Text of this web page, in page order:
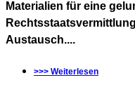
Materialien für eine
Austausch....
>>> Weiterlesen